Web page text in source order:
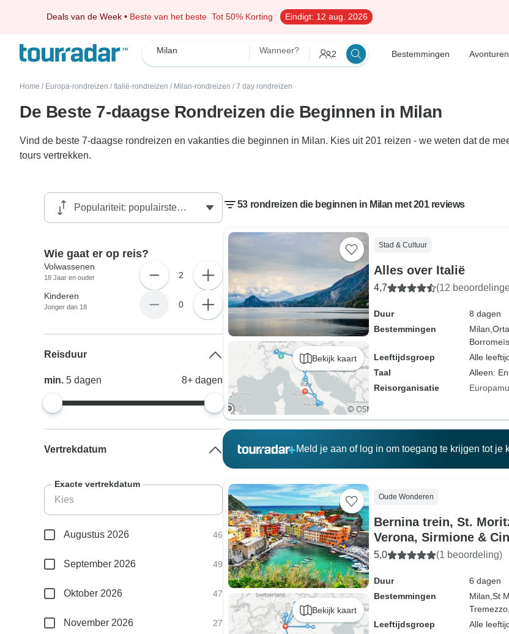
Deals van de Week • Beste van het beste Tot 50% Korting Eindigt: 12 aug. 2026
Milan Wanneer? 2 Bestemmingen
Home / Europa-rondreizen / Italië-rondreizen / Milan-rondreizen / 7 day rondreizen
De Beste 7-daagse Rondreizen die Beginnen in Milan
Vind de beste 7-daagse rondreizen en vakanties die beginnen in Milan. Kies uit 201 reizen - we weten dat de
tours vertrekken.
53 rondreizen die beginnen in Milan met 201 reviews
Bekijk kaart
Stad & Cultuur
Alles over Italië
4,7 (12
Duur
8 dagen
Bestemmingen
Milan,
Leeftijdsgroep
Alle
Taal
Alleen:
Reisorganisatie
Meld je aan of log in om toegang te krijgen tot je
Bekijk kaart
Oude Wonderen
Bernina trein, St.
Verona, Sirmione &
5,0 (1 beoordeling)
Duur
6 dagen
Bestemmingen
Milan, St
Tremezzo,
Leeftijdsgroep
Alle
Wie gaat er op reis?
Volwassenen
18 Jaar en ouder 2
Kinderen
Jonger dan 18 0
Reisduur
min.5dagen 8+ dagen
Vertrekdatum
Exacte vertrekdatum
Augustus 2026 46
September 2026 49
Oktober 2026 47
November 2026 27